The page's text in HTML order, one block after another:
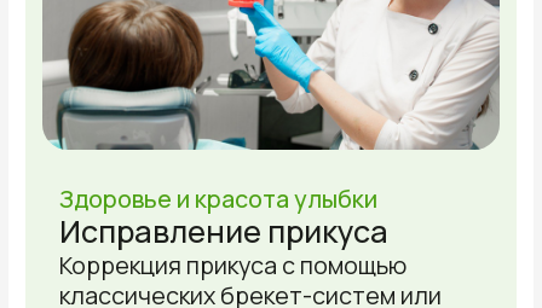
Единый номер для записи
8 (843) 210-25-25
Записаться на консультацию
ВРАЧИ
Надёжная команда